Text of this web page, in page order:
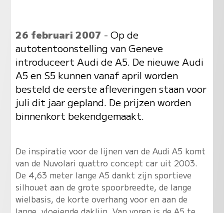
26 februari 2007 - Op de
autotentoonstelling van Geneve
introduceert Audi de A5. De nieuwe Audi
A5 en S5 kunnen vanaf april worden
besteld de eerste afleveringen staan voor
juli dit jaar gepland. De prijzen worden
binnenkort bekendgemaakt.
De inspiratie voor de lijnen van de Audi A5 komt
van de Nuvolari quattro concept car uit 2003.
De 4,63 meter lange A5 dankt zijn sportieve
silhouet aan de grote spoorbreedte, de lange
wielbasis, de korte overhang voor en aan de